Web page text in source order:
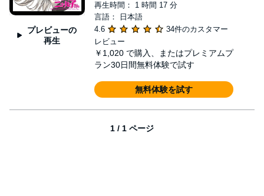
プレビューの
再生
再生時間： 1 時間 17 分
言語： 日本語
4.6
34件のカスタマー
レビュー
￥1,020 で購入、またはプレミアムプ
ラン30日間無料体験で試す
無料体験を試す
1 / 1 ページ